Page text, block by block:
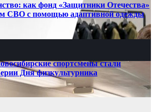
как фонд «Защитники Отечества»
СВО с помощью адаптивной одежды
спортсмены стали
Дня физкультурника